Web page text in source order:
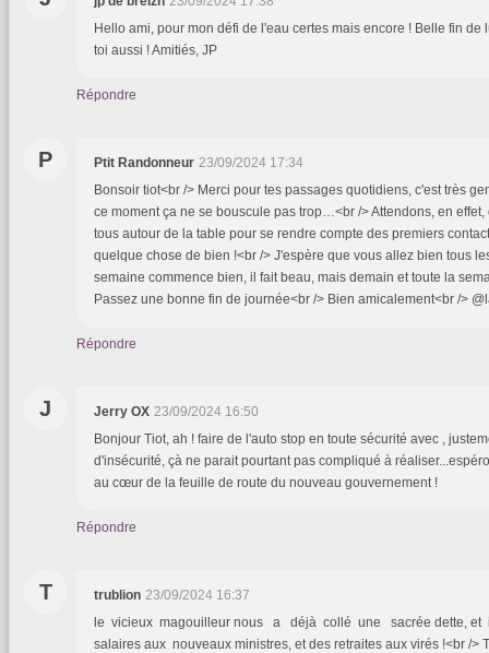
Hello ami, pour mon défi de l'eau certes mais encore ! Belle fin de
toi aussi ! Amitiés, JP
Répondre
P Ptit Randonneur 23/09/2024 17:34
Bonsoir tiot<br /> Merci pour tes passages quotidiens, c'est très
ce moment ça ne se bouscule pas trop…<br /> Attendons, en
tous autour de la table pour se rendre compte des premiers
quelque chose de bien !<br /> J'espère que vous allez bien tous
semaine commence bien, il fait beau, mais demain et toute la
Passez une bonne fin de journée<br /> Bien amicalement<br />
Répondre
J Jerry OX 23/09/2024 16:50
Bonjour Tiot, ah ! faire de l'auto stop en toute sécurité avec ,
d'insécurité, çà ne parait pourtant pas compliqué à
au cœur de la feuille de route du nouveau gouvernement !
Répondre
T trublion 23/09/2024 16:37
le vicieux magouilleur nous a déjà collé une sacrée dette, et
salaires aux nouveaux ministres, et des retraites aux virés !<br /